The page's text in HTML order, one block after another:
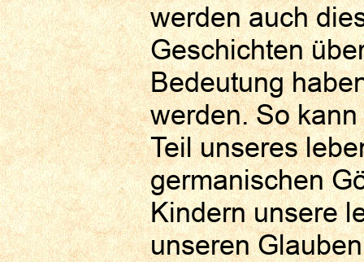
werden auch
Geschichten
Bedeutung
werden. So
Teil unseres
germanischen
Kindern unsere
unseren